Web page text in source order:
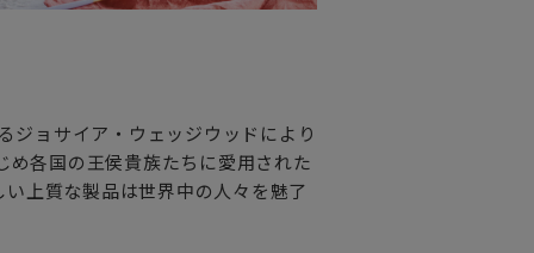
ジョサイア・ウェッジウッドにより
各国の王侯貴族たちに愛用された
上質な製品は世界中の人々を魅了